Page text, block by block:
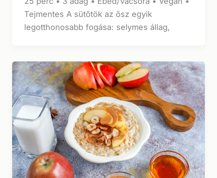
Tejmentes A sütőtök az ősz egyik
legotthonosabb fogása: selymes állag,